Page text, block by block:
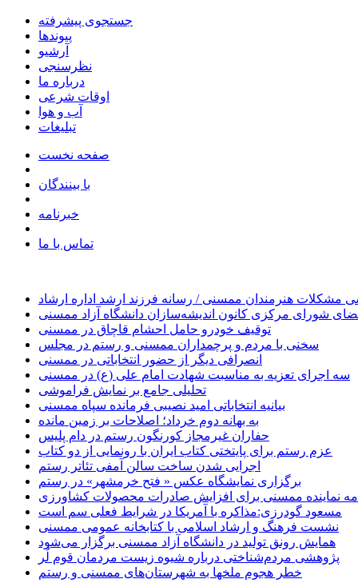
جستجوی پیشرفته
پیوندها
آرشیو
نظرسنجی
درباره ما
اوقات شرعی
آب و هوا
تبلیغات
صفحه نخست
با بینندگان
خبرنامه
تماس با ما
مشکلات هنرمندان ممسنی / رسانه فرزند ارشد اداره ارشاد
شورای مرکزی کانون اندیشه‌سازان دانشگاه آزاد ممسنی
توقیف خودرو حامل احشام قاچاق در ممسنی
سخنی با مردم و پرچمداران ممسنی و رستم در مجلس
انصرافی دیگر از حضور انتخاباتی در ممسنی
سه اجرای تعزیه به مناسبت شهادت امام علی (ع) در ممسنی
تحلیلی جامع بر نمایش فراموشی
بیانیه انتخاباتی امید نصیبی فرمانده سپاه ممسنی
به بهانه دوم خرداد؛ اصلاحات بر زمین مانده
حفاران غیرمجاز کورنگون رستم در دام پلیس
عزم رستم برای پایتختی کتاب ایران با رونمایی از دو کتاب
اجرایی شدن ساخت سالن آمفی تئاتر رستم
برگزاری نمایشگاه عکس « فتح خرمشهر» در رستم
نماینده ممسنی برای افزایش صادرات محصولات کشاورزی
مسعود گودرزی:مذاکره با آمریکا در شرایط فعلی سم است
نشست فرهنگ و ارشاد اسلامی با کتابخانه عمومی ممسنی
همایش رونق تولید در دانشگاه آزاد ممسنی برگزار می‌شود
پژوهشی مردم‌شناختی درباره شیوه زیست مردمان قوم لُر
خطر هجوم ملخها به شهرستان‌های ممسنی و رستم